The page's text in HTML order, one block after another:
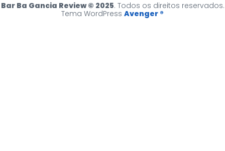
Bar Ba Gancia Review © 2025. Todos os direitos reservados.
Tema WordPress Avenger ®